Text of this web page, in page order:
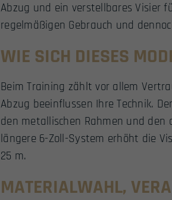
Abzug und ein verstellbares Visier
regelmäßigen Gebrauch und
WIE SICH DIESES
Beim Training zählt vor allem
Abzug beeinflussen Ihre Technik.
den metallischen Rahmen und den
längere 6-Zoll-System erhöht die
25 m.
MATERIALWAHL,